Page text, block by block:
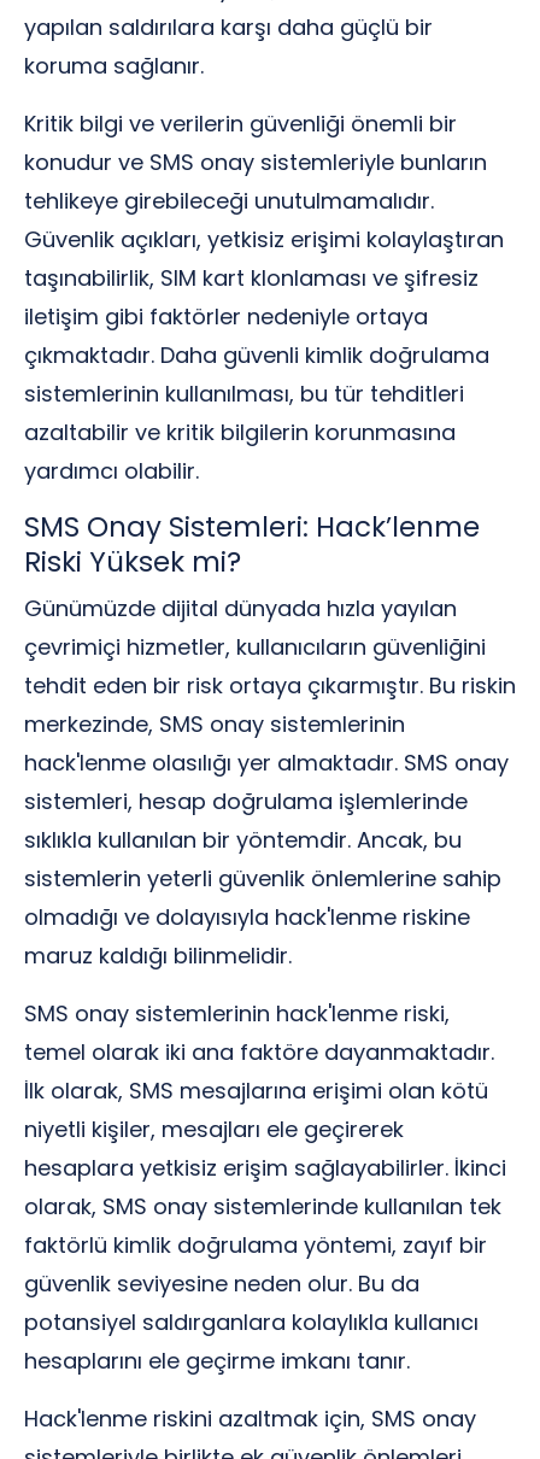
yapılan saldırılara karşı daha güçlü bir
koruma sağlanır.
Kritik bilgi ve verilerin güvenliği önemli bir
konudur ve SMS onay sistemleriyle bunların
tehlikeye girebileceği unutulmamalıdır.
Güvenlik açıkları, yetkisiz erişimi kolaylaştıran
taşınabilirlik, SIM kart klonlaması ve şifresiz
iletişim gibi faktörler nedeniyle ortaya
çıkmaktadır. Daha güvenli kimlik doğrulama
sistemlerinin kullanılması, bu tür tehditleri
azaltabilir ve kritik bilgilerin korunmasına
yardımcı olabilir.
SMS Onay Sistemleri: Hack’lenme
Riski Yüksek mi?
Günümüzde dijital dünyada hızla yayılan
çevrimiçi hizmetler, kullanıcıların güvenliğini
tehdit eden bir risk ortaya çıkarmıştır. Bu riskin
merkezinde, SMS onay sistemlerinin
hack'lenme olasılığı yer almaktadır. SMS onay
sistemleri, hesap doğrulama işlemlerinde
sıklıkla kullanılan bir yöntemdir. Ancak, bu
sistemlerin yeterli güvenlik önlemlerine sahip
olmadığı ve dolayısıyla hack'lenme riskine
maruz kaldığı bilinmelidir.
SMS onay sistemlerinin hack'lenme riski,
temel olarak iki ana faktöre dayanmaktadır.
İlk olarak, SMS mesajlarına erişimi olan kötü
niyetli kişiler, mesajları ele geçirerek
hesaplara yetkisiz erişim sağlayabilirler. İkinci
olarak, SMS onay sistemlerinde kullanılan tek
faktörlü kimlik doğrulama yöntemi, zayıf bir
güvenlik seviyesine neden olur. Bu da
potansiyel saldırganlara kolaylıkla kullanıcı
hesaplarını ele geçirme imkanı tanır.
Hack'lenme riskini azaltmak için, SMS onay